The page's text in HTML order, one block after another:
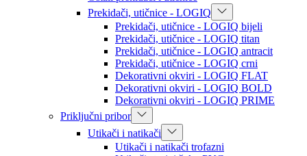
Prekidači, utičnice - LOGIQ
Prekidači, utičnice - LOGIQ bijeli
Prekidači, utičnice - LOGIQ titan
Prekidači, utičnice - LOGIQ antracit
Prekidači, utičnice - LOGIQ crni
Dekorativni okviri - LOGIQ FLAT
Dekorativni okviri - LOGIQ BOLD
Dekorativni okviri - LOGIQ PRIME
Priključni pribor
Utikači i natikači
Utikači i natikači trofazni